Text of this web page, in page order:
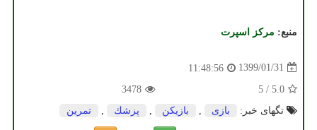
منبع: مركز اسپرت
1399/01/31
11:48:56
5.0
/
5
3478
تگهای خبر:
بازی بازیكن پزشك تمرین